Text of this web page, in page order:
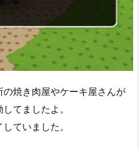
焼き肉屋やケーキ屋さんが
てましたよ。
ていました。